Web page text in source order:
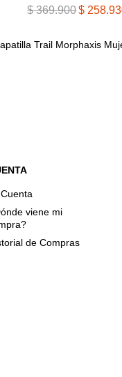
$ 369.900$ 258.
Trail Morphaxis
viene mi
de Compras